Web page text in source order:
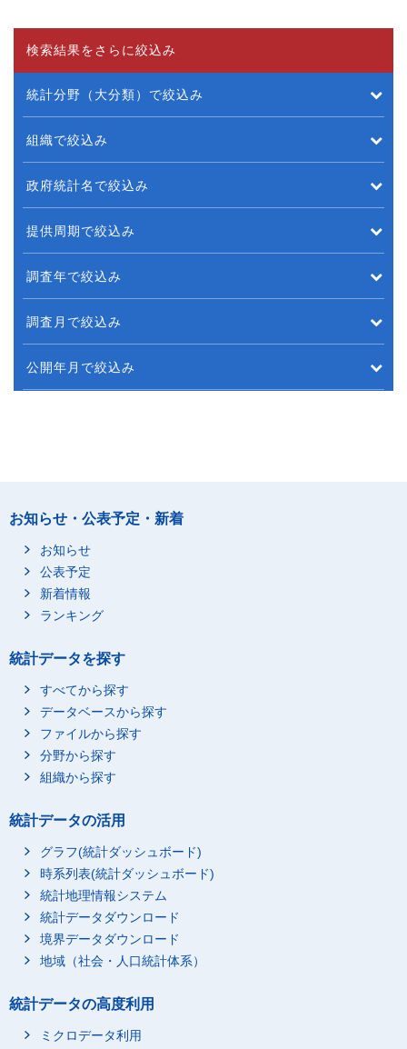
検索結果をさらに絞込み
統計分野（大分類）で絞込み
組織で絞込み
政府統計名で絞込み
提供周期で絞込み
調査年で絞込み
調査月で絞込み
公開年月で絞込み
お知らせ・公表予定・新着
お知らせ
公表予定
新着情報
ランキング
統計データを探す
すべてから探す
データベースから探す
ファイルから探す
分野から探す
組織から探す
統計データの活用
グラフ(統計ダッシュボード)
時系列表(統計ダッシュボード)
統計地理情報システム
統計データダウンロード
境界データダウンロード
地域（社会・人口統計体系）
統計データの高度利用
ミクロデータ利用